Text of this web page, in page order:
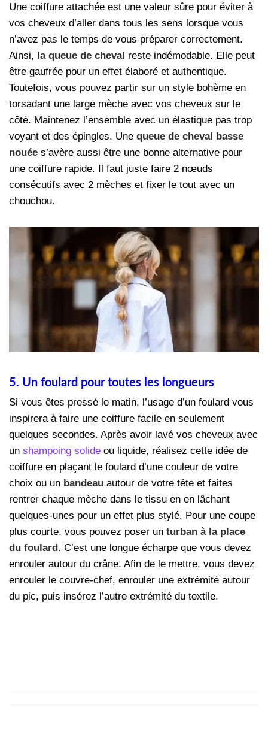
Une coiffure attachée est une valeur sûre pour éviter à
vos cheveux d’aller dans tous les sens lorsque vous
n’avez pas le temps de vous préparer correctement.
Ainsi, la queue de cheval reste indémodable. Elle peut
être gaufrée pour un effet élaboré et authentique.
Toutefois, vous pouvez partir sur un style bohème en
torsadant une large mèche avec vos cheveux sur le
côté. Maintenez l’ensemble avec un élastique pas trop
voyant et des épingles. Une queue de cheval basse
nouée s’avère aussi être une bonne alternative pour
une coiffure rapide. Il faut juste faire 2 nœuds
consécutifs avec 2 mèches et fixer le tout avec un
chouchou.
5. Un foulard pour toutes les longueurs
Si vous êtes pressé le matin, l’usage d’un foulard vous
inspirera à faire une coiffure facile en seulement
quelques secondes. Après avoir lavé vos cheveux avec
un shampoing solide ou liquide, réalisez cette idée de
coiffure en plaçant le foulard d’une couleur de votre
choix ou un bandeau autour de votre tête et faites
rentrer chaque mèche dans le tissu en en lâchant
quelques-unes pour un effet plus stylé. Pour une coupe
plus courte, vous pouvez poser un turban à la place
du foulard . C’est une longue écharpe que vous devez
enrouler autour du crâne. Afin de le mettre, vous devez
enrouler le couvre-chef, enrouler une extrémité autour
du pic, puis insérez l’autre extrémité du textile.